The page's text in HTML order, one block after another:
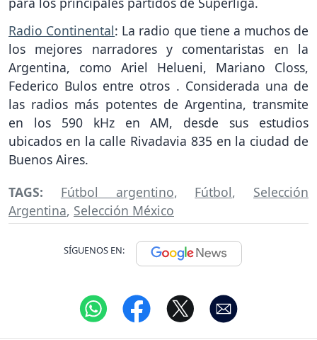
Radio Continental: La radio que tiene a muchos de
los mejores narradores y comentaristas en la
Argentina, como Ariel Helueni, Mariano Closs,
Federico Bulos entre otros . Considerada una de
las radios más potentes de Argentina, transmite
en los 590 kHz en AM, desde sus estudios
ubicados en la calle Rivadavia 835 en la ciudad de
Buenos Aires.
TAGS: Fútbol argentino, Fútbol, Selección
Argentina, Selección México
SÍGUENOS EN: